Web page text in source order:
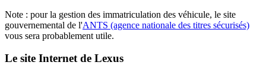
Note : pour la gestion des immatriculation des véhicule, le site
gouvernemental de l'ANTS (agence nationale des titres sécurisés)
vous sera probablement utile.
Le site Internet de Lexus